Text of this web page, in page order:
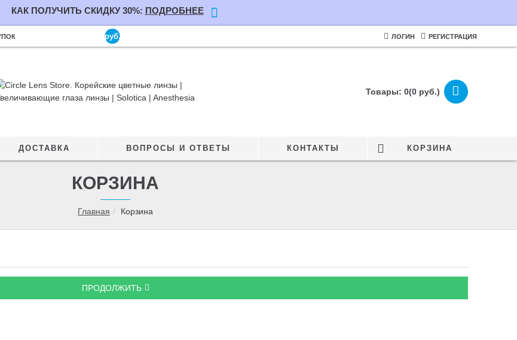
КАК ПОЛУЧИТЬ СКИДКУ 30%: ПОДРОБНЕЕ
руб. ЛОГИН РЕГИСТРАЦИЯ
Товары: 0(0 руб.)
ДОСТАВКА ВОПРОСЫ И ОТВЕТЫ КОНТАКТЫ КОРЗИНА
Главная Корзина
КОРЗИНА
ПРОДОЛЖИТЬ